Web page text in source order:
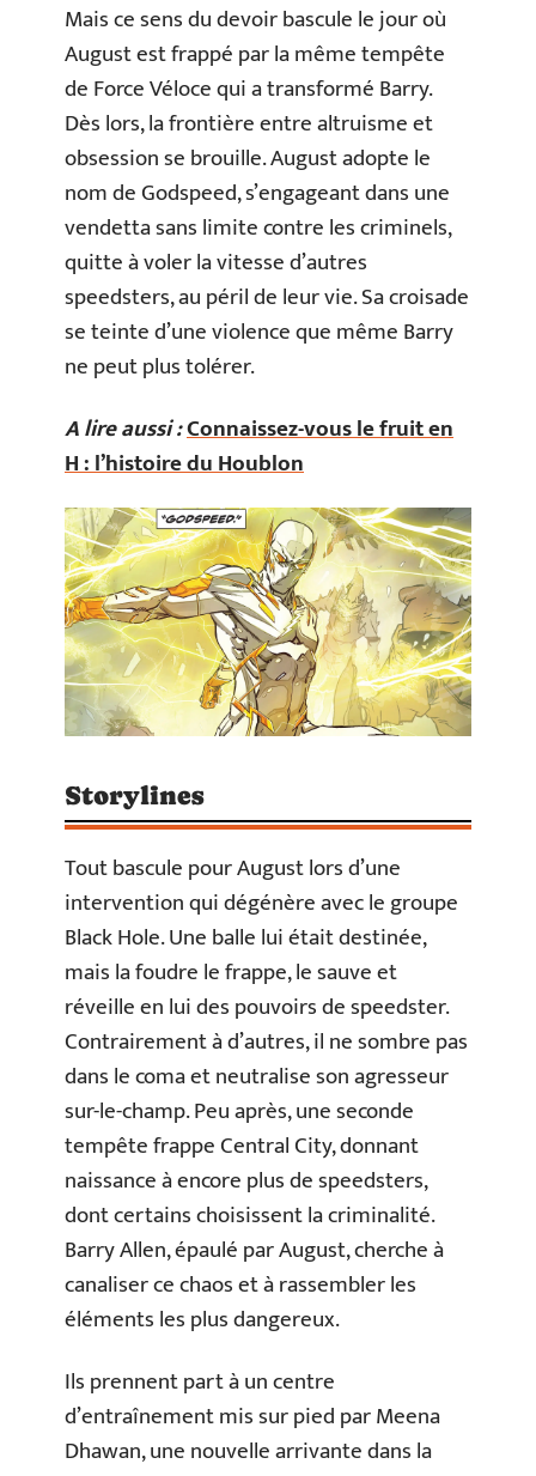
Mais ce sens du devoir bascule le jour où
August est frappé par la même tempête
de Force Véloce qui a transformé Barry.
Dès lors, la frontière entre altruisme et
obsession se brouille. August adopte le
nom de Godspeed, s’engageant dans une
vendetta sans limite contre les criminels,
quitte à voler la vitesse d’autres
speedsters, au péril de leur vie. Sa croisade
se teinte d’une violence que même Barry
ne peut plus tolérer.
A lire aussi :Connaissez-vous le fruit en
H : l’histoire du Houblon
Storylines
Tout bascule pour August lors d’une
intervention qui dégénère avec le groupe
Black Hole. Une balle lui était destinée,
mais la foudre le frappe, le sauve et
réveille en lui des pouvoirs de speedster.
Contrairement à d’autres, il ne sombre pas
dans le coma et neutralise son agresseur
sur-le-champ. Peu après, une seconde
tempête frappe Central City, donnant
naissance à encore plus de speedsters,
dont certains choisissent la criminalité.
Barry Allen, épaulé par August, cherche à
canaliser ce chaos et à rassembler les
éléments les plus dangereux.
Ils prennent part à un centre
d’entraînement mis sur pied par Meena
Dhawan, une nouvelle arrivante dans la